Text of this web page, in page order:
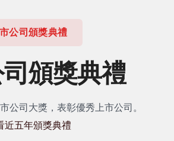
公司頒獎典禮
頒獎典禮
公司大獎，表彰優秀上市公司。
近五年頒獎典禮